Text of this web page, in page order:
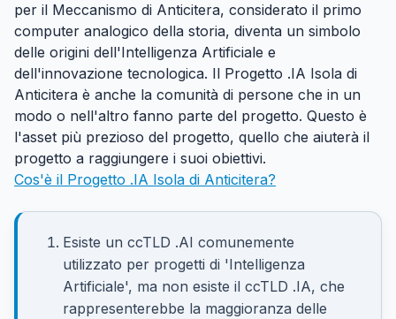
per il Meccanismo di Anticitera, considerato il primo
computer analogico della storia, diventa un simbolo
delle origini dell'Intelligenza Artificiale e
dell'innovazione tecnologica. Il Progetto .IA Isola di
Anticitera è anche la comunità di persone che in un
modo o nell'altro fanno parte del progetto. Questo è
l'asset più prezioso del progetto, quello che aiuterà il
progetto a raggiungere i suoi obiettivi.
Cos'è il Progetto .IA Isola di Anticitera?
Esiste un ccTLD .AI comunemente
utilizzato per progetti di 'Intelligenza
Artificiale', ma non esiste il ccTLD .IA, che
rappresenterebbe la maggioranza delle